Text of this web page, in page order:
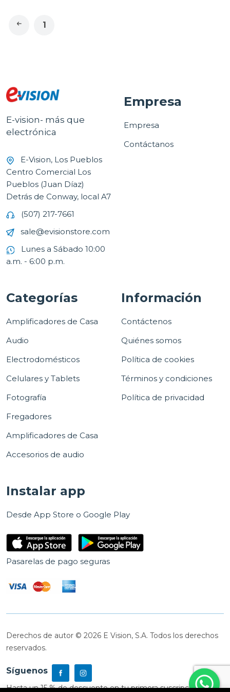
1
E-vision- más que
electrónica
E-Vision, Los Pueblos
Centro Comercial Los
Pueblos (Juan Díaz)
Detrás de Conway, local A7
(507) 217-7661
sale@evisionstore.com
Lunes a Sábado 10:00
a.m. - 6:00 p.m.
Empresa
Empresa
Contáctanos
Categorías
Amplificadores de Casa
Audio
Electrodomésticos
Celulares y Tablets
Fotografía
Fregadores
Amplificadores de Casa
Accesorios de audio
Información
Contáctenos
Quiénes somos
Política de cookies
Términos y condiciones
Política de privacidad
Instalar app
Desde App Store o Google Play
Pasarelas de pago seguras
Derechos de autor © 2026 E Vision, S.A. Todos los derechos
reservados.
Síguenos
Hasta un 15 % de descuento en tu primera suscripción